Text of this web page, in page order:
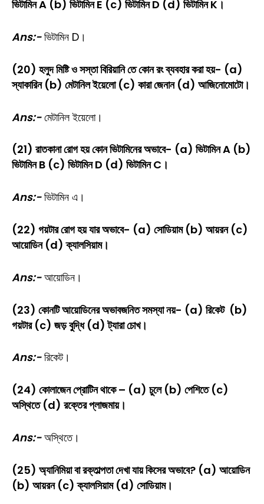
ভিটামিন A (b) ভিটামিন E (c) ভিটামিন D (d) ভিটামিন K।
Ans:-ভিটামিন D।
(20) হলুদ মিষ্টি ও সস্তা বিরিয়ানি তে কোন রং ব্যবহার করা হয়- (a)
স্যাকারিন (b) মেটানিল ইয়েলো (c) কারা জেনান (d) আজিনোমোটো।
Ans:-মেটানিল ইয়েলো।
(21) রাতকানা রোগ হয় কোন ভিটামিনের অভাবে- (a) ভিটামিন A (b)
ভিটামিন B (c) ভিটামিন D (d) ভিটামিন C।
Ans:-ভিটামিন এ।
(22) গয়টার রোগ হয় যার অভাবে- (a) সোডিয়াম (b) আয়রন (c)
আয়োডিন (d) ক্যালসিয়াম।
Ans:-আয়োডিন।
(23) কোনটি আয়োডিনের অভাবজনিত সমস্যা নয়- (a) রিকেট (b)
গয়টার (c) জড় বুদ্ধি (d) ট্যারা চোখ।
Ans:-রিকেট।
(24) কোলাজেন প্রোটিন থাকে – (a) চুলে (b) পেশিতে (c)
অস্থিতে (d) রক্তের প্লাজমায়।
Ans:-অস্থিতে।
(25) অ্যানিমিয়া বা রক্তাল্পতা দেখা যায় কিসের অভাবে? (a) আয়োডিন
(b) আয়রন (c) ক্যালসিয়াম (d) সোডিয়াম।